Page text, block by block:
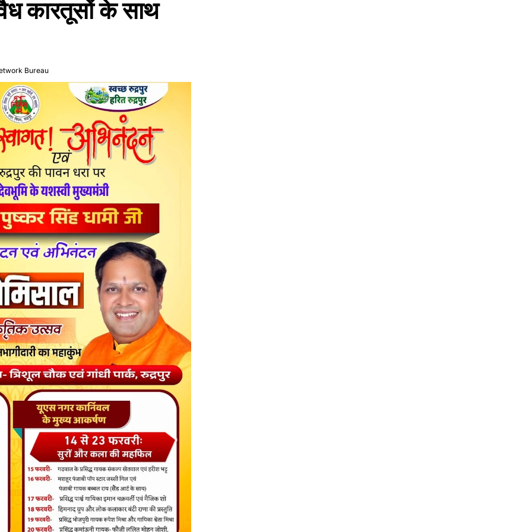
कारतूसों के साथ
Bureau